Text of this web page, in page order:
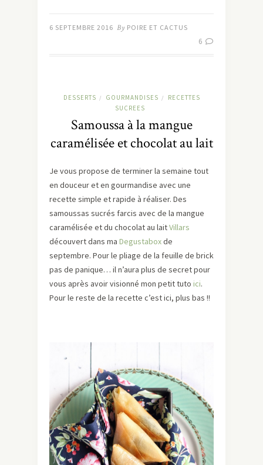
6 SEPTEMBRE 2016 By POIRE ET CACTUS
6
DESSERTS / GOURMANDISES /
RECETTES
SUCREES
Samoussa à la mangue
caramélisée et chocolat au lait
Je vous propose de terminer la semaine tout
en douceur et en gourmandise avec une
recette simple et rapide à réaliser. Des
samoussas sucrés farcis avec de la mangue
caramélisée et du chocolat au laitVillars
découvert dans ma Degustaboxde
septembre. Pour le pliage de la feuille de brick
pas de panique… il n’aura plus de secret pour
vous après avoir visionné mon petit tuto ici.
Pour le reste de la recette c’est ici, plus bas !!